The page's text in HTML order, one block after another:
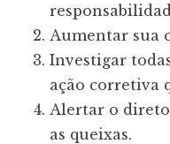
Aumentar sua
Investigar
ação corretiva
Alertar o
as queixas.